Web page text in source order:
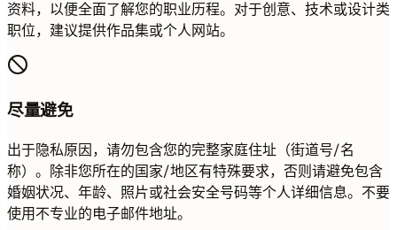
资料，以便全面了解您的职业历程。对于创意、技术或设计类
职位，建议提供作品集或个人网站。
尽量避免
出于隐私原因，请勿包含您的完整家庭住址（街道号/名
称）。除非您所在的国家/地区有特殊要求，否则请避免包含
婚姻状况、年龄、照片或社会安全号码等个人详细信息。不要
使用不专业的电子邮件地址。